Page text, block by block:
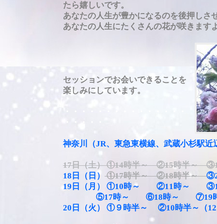
たら嬉しいです。
あなたの人生が豊かになるのを後押しさ
あなたの人生にたくさんの花が咲きま
セッションでお会いできることを
楽しみにしています。
神奈川（JR、東急東横線、武蔵小杉駅近
17日（土） ①14時半～ ②15時半～
18日（日） ①17時半～ ②18時半～
19日（月） ①10時～ ②11時～
⑤17時～ ⑥18時～ ⑦19時
20日（火） ①９時半～ ②10時半～（